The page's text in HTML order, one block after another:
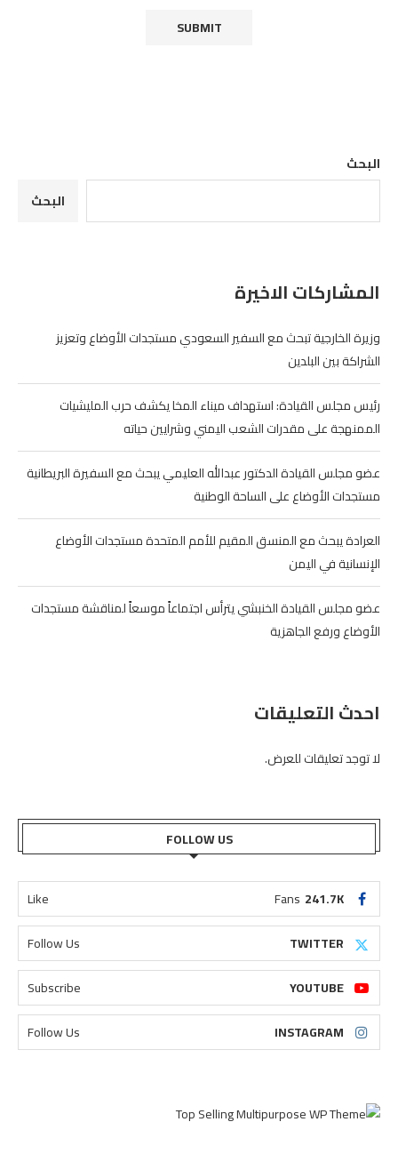
البحث
البحث
المشاركات الاخيرة
وزيرة الخارجية تبحث مع السفير السعودي مستجدات الأوضاع وتعزيز
الشراكة بين البلدين
رئيس مجلس القيادة: استهداف ميناء المخا يكشف حرب المليشيات
الممنهجة على مقدرات الشعب اليمني وشرايين حياته
عضو مجلس القيادة الدكتور عبدالله العليمي يبحث مع السفيرة البريطانية
مستجدات الأوضاع على الساحة الوطنية
العرادة يبحث مع المنسق المقيم للأمم المتحدة مستجدات الأوضاع
الإنسانية في اليمن
عضو مجلس القيادة الخنبشي يترأس اجتماعاً موسعاً لمناقشة مستجدات
الأوضاع ورفع الجاهزية
احدث التعليقات
لا توجد تعليقات للعرض.
FOLLOW US
241.7K
Fans
Like
TWITTER
Follow Us
YOUTUBE
Subscribe
INSTAGRAM
Follow Us